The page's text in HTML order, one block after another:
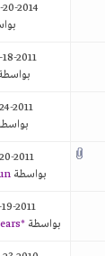
20-2014
18-2011
بواسطة
24-2011
20-2011
بواسطة
19-2011
بواسطة*Silent~Tears*